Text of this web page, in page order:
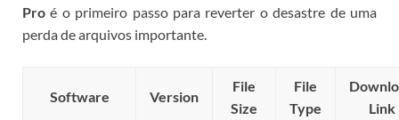
Pro é o primeiro passo para reverter o desastre de uma
perda de arquivos importante.
Software Version
File
Size
File
Type
Link